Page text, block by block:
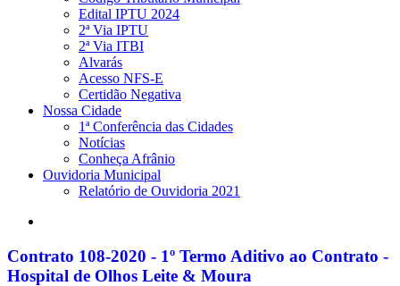
Edital IPTU 2024
2ª Via IPTU
2ª Via ITBI
Alvarás
Acesso NFS-E
Certidão Negativa
Nossa Cidade
1ª Conferência das Cidades
Notícias
Conheça Afrânio
Ouvidoria Municipal
Relatório de Ouvidoria 2021
Contrato 108-2020 - 1º Termo Aditivo ao Contrato -
Hospital de Olhos Leite & Moura